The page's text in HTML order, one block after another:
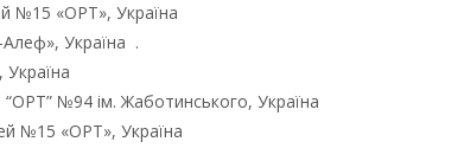
№15 «ОРТ», Україна
Алеф», Україна .
№94 ім. Жаботинського, Україна
№15 «ОРТ», Україна